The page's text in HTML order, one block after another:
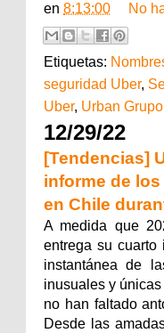
en 8:13:00 No
Etiquetas:
seguridad Uber,
Uber, Urban Grupo
12/29/22
[Tendencias]
informe de
en Chile
A medida que
entrega su cuarto
instantánea de
inusuales y
no han faltado
Desde las